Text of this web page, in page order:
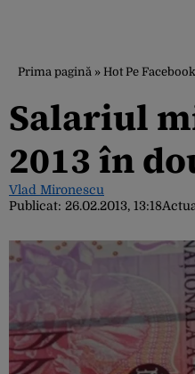
Prima pagină » Hot Pe Facebook
Salariul
2013 în
Vlad Mironescu
Publicat: 26.02.2013, 13:18